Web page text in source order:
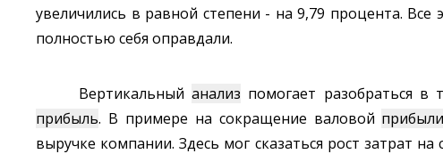
увеличились в равной степени - на 9,79 процента.
полностью себя оправдали.
Вертикальныйанализ помогает разобраться в
прибыль. В примере на сокращение валовой прибыли
выручке компании. Здесь мог сказаться рост затрат